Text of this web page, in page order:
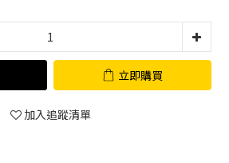
立即購買
加入追蹤清單